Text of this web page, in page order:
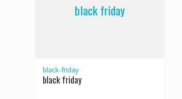
black friday
black-friday
black friday